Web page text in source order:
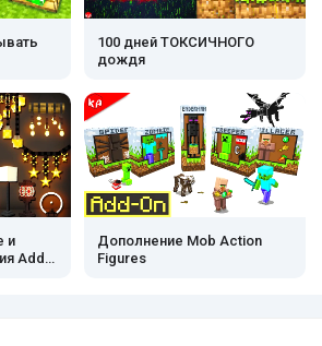
100 дней ТОКСИЧНОГО
дождя
и
Add-
Дополнение Mob Action
Figures